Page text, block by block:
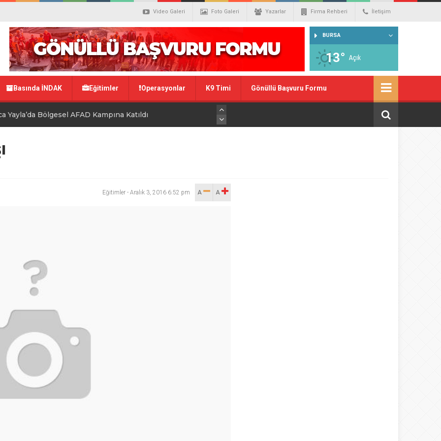
Video Galeri Foto Galeri Yazarlar Firma Rehberi İletişim
BURSA
13° Açık
Basında İNDAK Eğitimler Operasyonlar K9 Timi Gönüllü Başvuru Formu
Yayla’da Bölgesel AFAD Kampına Katıldı
Tatbikatı
Eğitimler - Aralık 3, 2016 6:52 pm A
A